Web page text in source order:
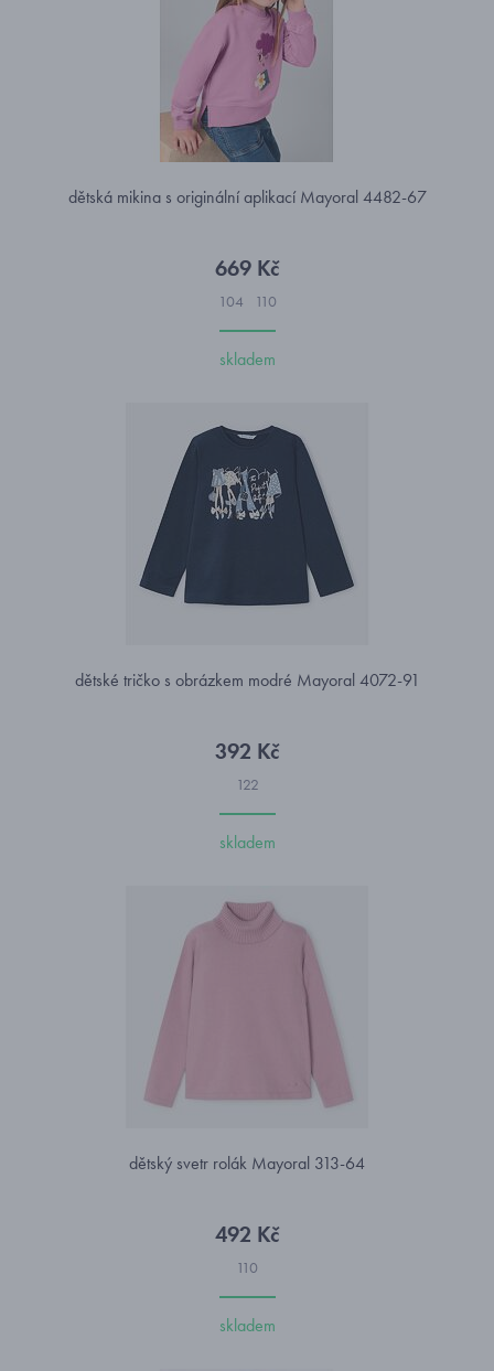
dětská mikina s originální aplikací Mayoral 4482-67
669 Kč
104 110
skladem
dětské tričko s obrázkem modré Mayoral 4072-91
392 Kč
122
skladem
dětský svetr rolák Mayoral 313-64
492 Kč
110
skladem